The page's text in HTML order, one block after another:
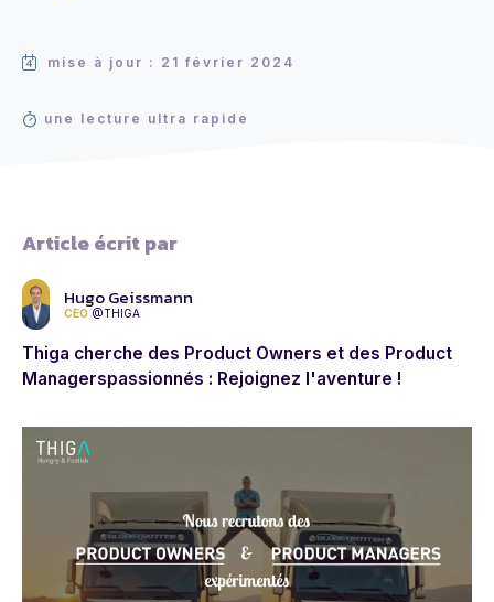
mise à jour : 21 février 2024
une lecture ultra rapide
Article écrit par
Hugo Geissmann
CEO @THIGA
Thiga cherche des Product Owners et des Product
Managerspassionnés : Rejoignez l'aventure !